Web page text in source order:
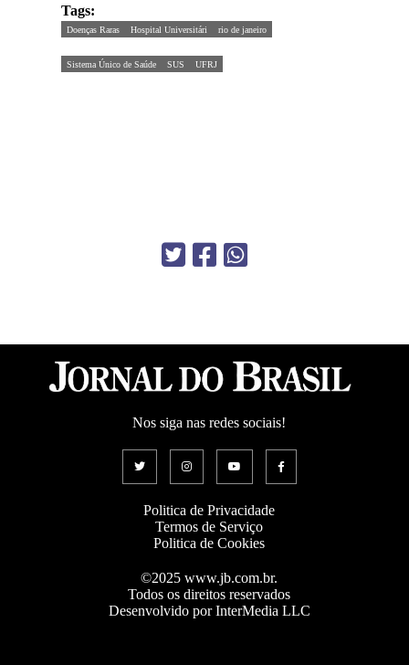
Tags:
Doenças Raras Hospital Universitári rio de janeiro
Sistema Único de Saúde SUS UFRJ
Nos siga nas redes sociais!
Politica de Privacidade
Termos de Serviço
Politica de Cookies
©2025 www.jb.com.br.
Todos os direitos reservados
Desenvolvido por InterMedia LLC